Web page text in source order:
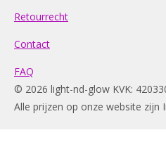
Retourrecht
Contact
FAQ
© 2026 light-nd-glow KVK:
Alle prijzen op onze website zijn